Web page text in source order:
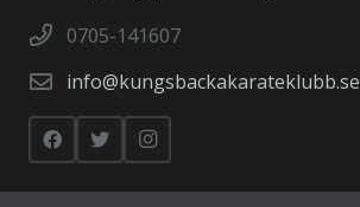
0705-141607
info@kungsbackakarateklubb.se